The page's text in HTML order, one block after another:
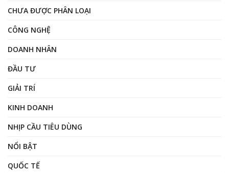
CHƯA ĐƯỢC PHÂN LOẠI
CÔNG NGHỆ
DOANH NHÂN
ĐẦU TƯ
GIẢI TRÍ
KINH DOANH
NHỊP CẦU TIÊU DÙNG
NỔI BẬT
QUỐC TẾ